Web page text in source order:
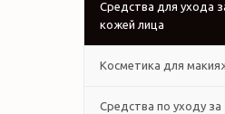
Средства для ухода
кожей лица
Косметика для
Средства по уходу за